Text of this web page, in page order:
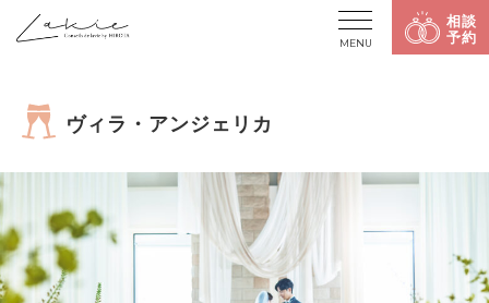
相談
予約
MENU
ヴィラ・アンジェリカ